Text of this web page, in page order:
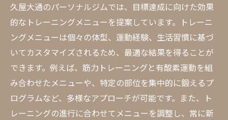
久屋大通のパーソナルジムでは、目標達成に向けた効果
的なトレーニングメニューを提案しています。トレーニ
ングメニューは個々の体型、運動経験、生活習慣に基づ
いてカスタマイズされるため、最適な結果を得ることが
できます。例えば、筋力トレーニングと有酸素運動を組
み合わせたメニューや、特定の部位を集中的に鍛えるプ
ログラムなど、多様なアプローチが可能です。また、ト
レーニングの進行に合わせてメニューを調整し、常に新